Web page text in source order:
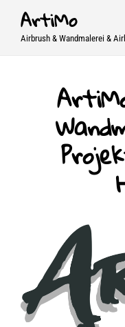
SkipArtiMo
Airbrush & Wandmalerei &